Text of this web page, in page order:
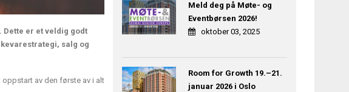
er et veldig godt
salg og
oppstart av den første av i alt
Meld deg på Møte- og
Eventbørsen 2026!
oktober 03, 2025
Room for Growth 19.–21.
januar 2026 i Oslo